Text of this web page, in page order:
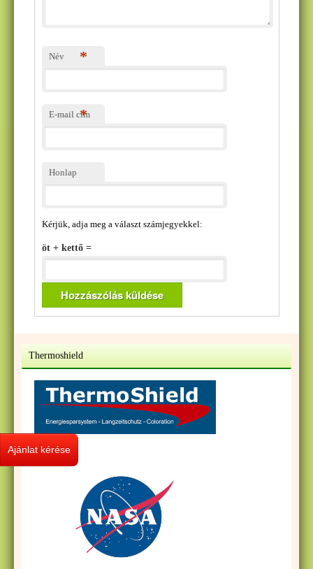
Ajánlat kérése
Név *
E-mail cím
*
Honlap
Kérjük, adja meg a választ számjegyekkel:
öt + kettő =
Thermoshield